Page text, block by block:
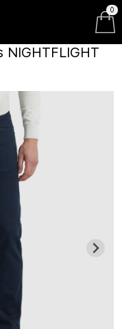
NIGHTFLIGHT
0